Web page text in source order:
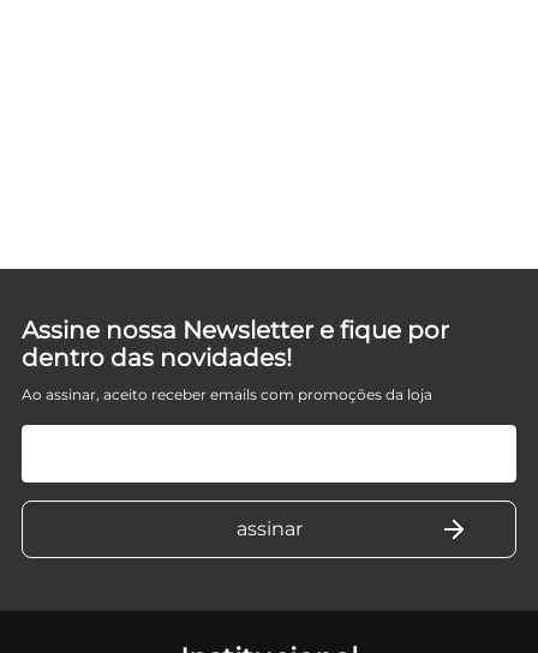
Assine nossa Newsletter e fique por
dentro das novidades!
Ao assinar, aceito receber emails com promoções da loja